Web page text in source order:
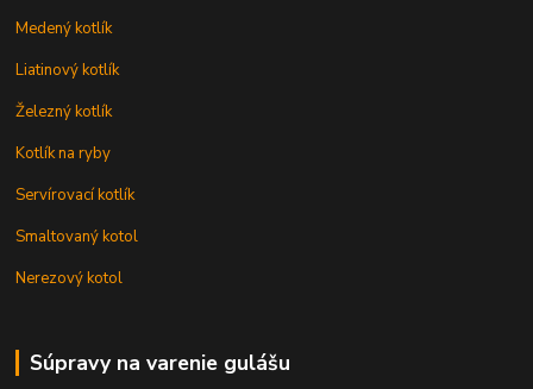
Medený kotlík
Liatinový kotlík
Železný kotlík
Kotlík na ryby
Servírovací kotlík
Smaltovaný kotol
Nerezový kotol
Súpravy na varenie gulášu